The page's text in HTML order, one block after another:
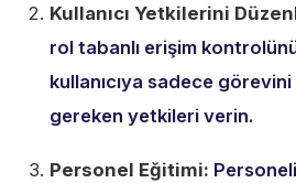
Kullanıcı Yetkilerini
rol tabanlı erişim
kullanıcıya sadece görevini
gereken yetkileri verin.
Personel Eğitimi: